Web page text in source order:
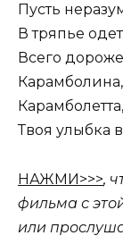
Пусть
В тряпье
Всего
Карамболина,
Карамболетта,
Твоя улыбка
НАЖМИ>>>,
фильма с
или